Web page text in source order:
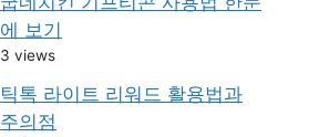
에 보기
3 views
틱톡 라이트 리워드 활용법과
주의점